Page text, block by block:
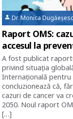
Dr. Monica
Raport OMS:
accesul la
A fost publicat
privind situaţia
Internațională pentru
concluzionează că,
cazuri de cancer va
2050. Noul raport
[…]